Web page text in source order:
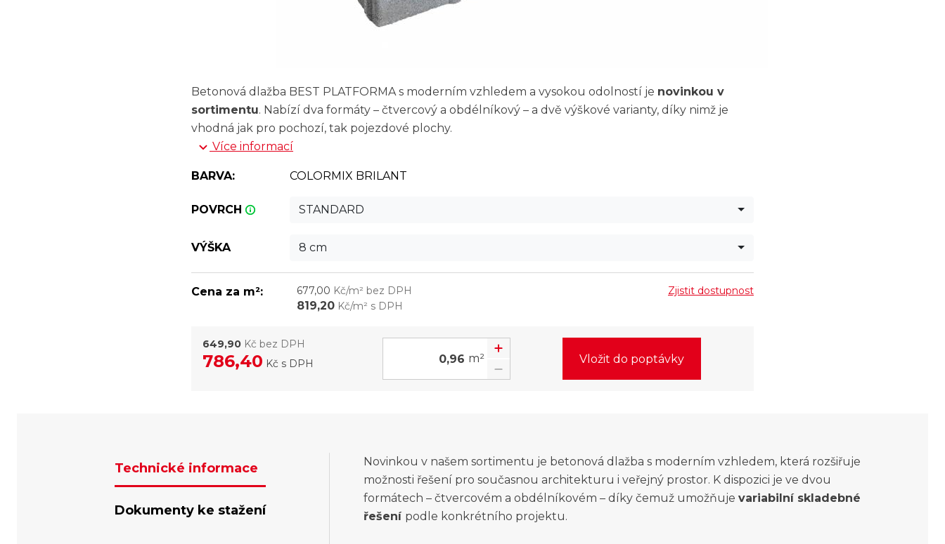
Betonová dlažba BEST PLATFORMA s moderním vzhledem a vysokou odolností je novinkou v
sortimentu. Nabízí dva formáty – čtvercový a obdélníkový – a dvě výškové varianty, díky nimž je
vhodná jak pro pochozí, tak pojezdové plochy.
Více informací
BARVA: COLORMIX BRILANT
POVRCH STANDARD
VÝŠKA 8 cm
Cena za m²: 677,00 Kč/m² bez DPH
819,20 Kč/m² s DPH
Zjistit dostupnost
649,90 Kč bez DPH
786,40 Kč s DPH m² Vložit do poptávky
Technické informace
Dokumenty ke stažení
Novinkou v našem sortimentu je betonová dlažba s moderním vzhledem, která rozšiřuje
možnosti řešení pro současnou architekturu i veřejný prostor. K dispozici je ve dvou
formátech – čtvercovém a obdélníkovém – díky čemuž umožňuje variabilní skladebné
řešení podle konkrétního projektu.